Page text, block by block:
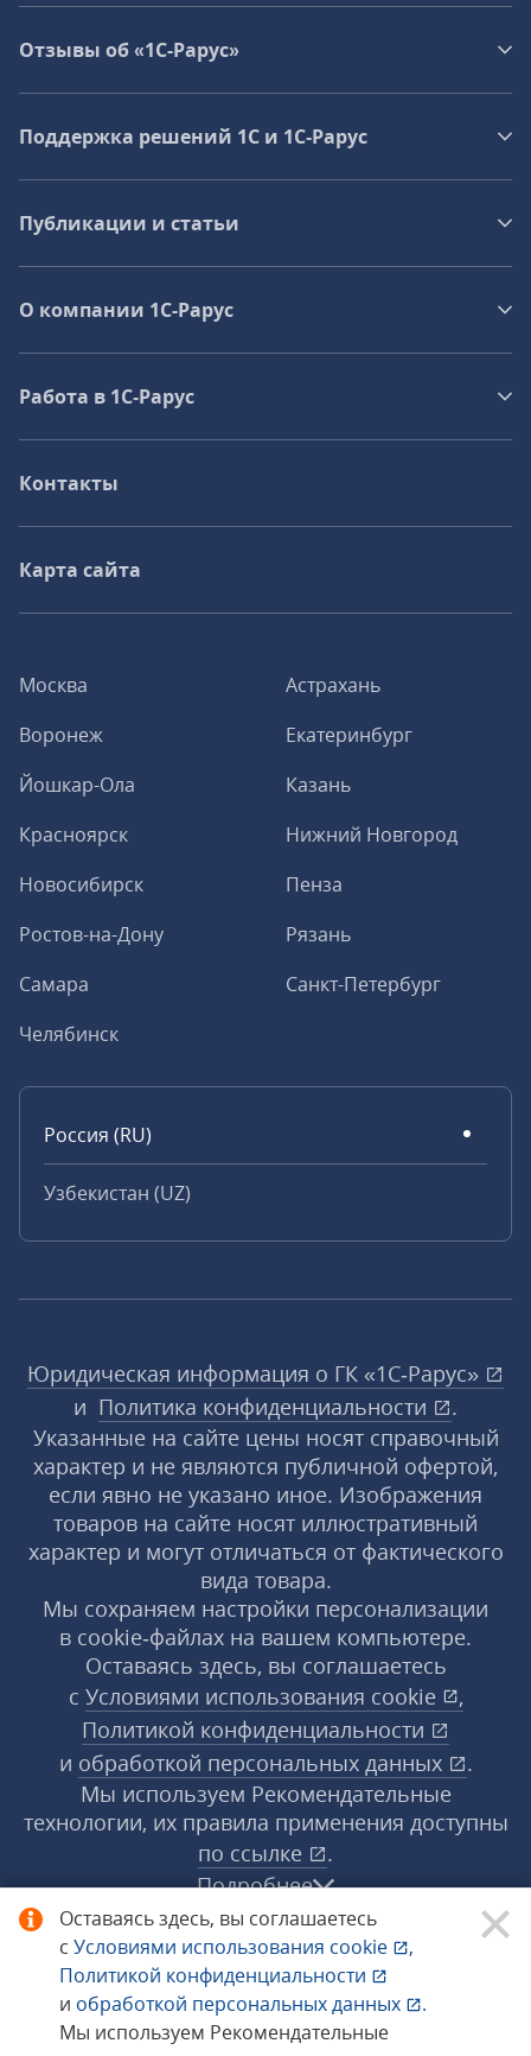
Оставаясь здесь, вы соглашаетесь
с Условиями использования cookie
,
Политикой конфиденциальности
и обработкой персональных данных
.
Мы используем Рекомендательные
Москва
Астрахань
Воронеж
Екатеринбург
Йошкар-Ола
Казань
Красноярск
Нижний Новгород
Новосибирск
Пенза
Ростов-на-Дону
Рязань
Самара
Санкт-Петербург
Челябинск
Россия (RU)
Узбекистан (UZ)
Отзывы об «1С-Рарус»
Поддержка решений 1С и 1С‑Рарус
Публикации и статьи
О компании 1C-Рарус
Работа в 1С‑Рарус
Контакты
Карта сайта
Юридическая информация о ГК «1С‑Рарус»
и Политика конфиденциальности
.
Указанные на сайте цены носят справочный
характер и не являются публичной офертой,
если явно не указано иное. Изображения
товаров на сайте носят иллюстративный
характер и могут отличаться от фактического
вида товара.
Мы сохраняем настройки персонализации
в cookie‑файлах на вашем компьютере.
Оставаясь здесь, вы соглашаетесь
с Условиями использования cookie
,
Политикой конфиденциальности
и обработкой персональных данных
.
Мы используем Рекомендательные
технологии, их правила применения доступны
по ссылке
.
Подробнее
© 1998−2026 «1С‑Рарус» ®. Все права
защищены.